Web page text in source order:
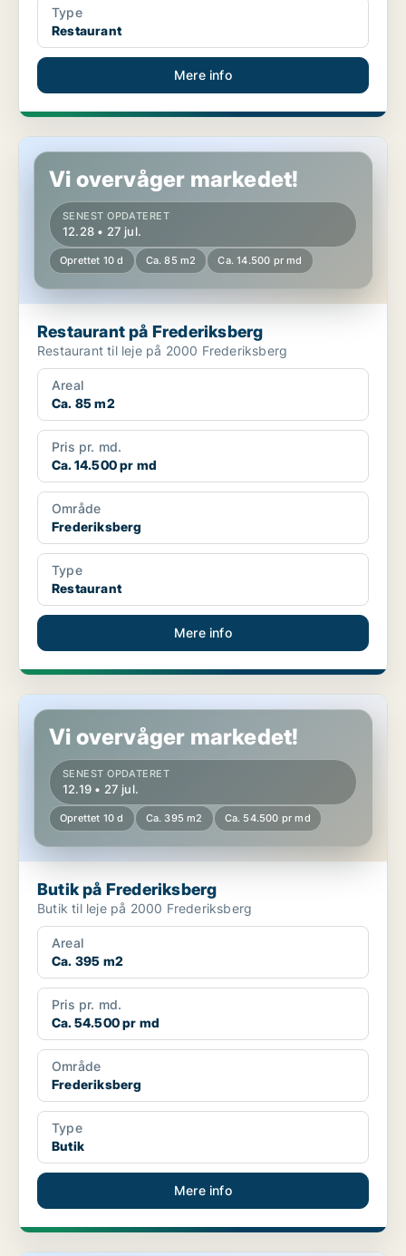
Type
Restaurant
Mere info
Restaurant på Frederiksberg
Vi overvåger markedet!
SENEST OPDATERET
12.28 • 27 jul.
Oprettet 10 d Ca. 85 m2 Ca. 14.500 pr md
Restaurant på Frederiksberg
Restaurant til leje på 2000 Frederiksberg
Areal
Ca. 85 m2
Pris pr. md.
Ca. 14.500 pr md
Område
Frederiksberg
Type
Restaurant
Mere info
Butik på Frederiksberg
Vi overvåger markedet!
SENEST OPDATERET
12.19 • 27 jul.
Oprettet 10 d Ca. 395 m2 Ca. 54.500 pr md
Butik på Frederiksberg
Butik til leje på 2000 Frederiksberg
Areal
Ca. 395 m2
Pris pr. md.
Ca. 54.500 pr md
Område
Frederiksberg
Type
Butik
Mere info